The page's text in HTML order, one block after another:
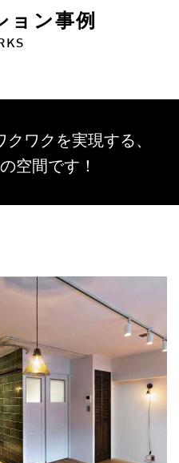
ョン事例
クワクを実現する、
空間です！